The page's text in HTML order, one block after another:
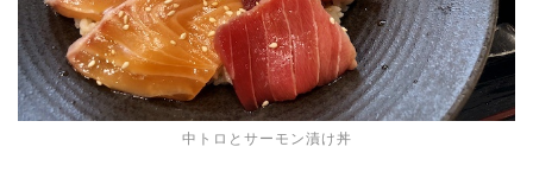
中トロとサーモン漬け丼